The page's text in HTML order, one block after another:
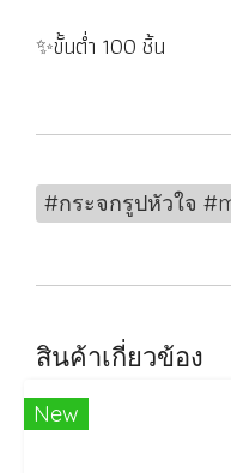
✨ขั้นต่ำ 100 ชิ้น
#กระจกรูปหัวใจ
สินค้าเกี่ยวข้อง
New